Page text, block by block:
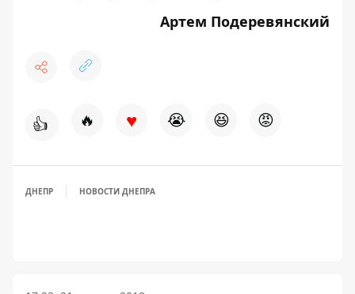
Артем Подеревянский
👍 🔥 ♥ 😭 😆 😡
ДНЕПР НОВОСТИ ДНЕПРА